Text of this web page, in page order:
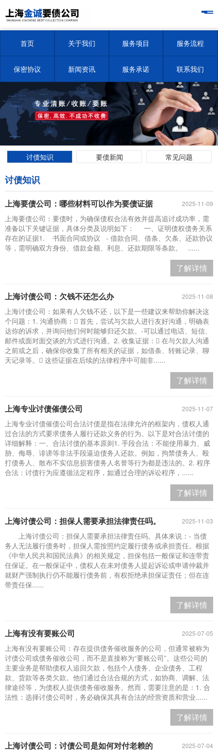
首页 关于我们 服务项目 服务流程
保密协议 新闻资讯 服务承诺 联系我们
讨债知识 要债新闻 常见问题
讨债知识
2025-11-09
上海要债公司：哪些材料可以作为要债证据
上海要债公司：要债时，为确保债权合法有效并提高追讨成功率，需
准备以下关键证据，具体分类及说明如下： 一、证明债权债务关系
存在的证据1. 书面合同或协议 - 借款合同、借条、欠条、还款协议
等，需明确双方身份、借款金额、利息、还款期限等条款。 ......
了解详情
2025-11-08
上海讨债公司：欠钱不还怎么办
上海讨债公司：如果有人欠钱不还，以下是一些建议来帮助你解决这
个问题：1. 沟通协商： 首先，尝试与欠款人进行友好沟通，明确表
达你的诉求，并询问他们何时能够归还欠款。-可以通过电话、短信、
邮件或面对面交谈的方式进行沟通。2. 收集证据： 在与欠款人沟通
之前或之后，确保你收集了所有相关的证据，如借条、转账记录、聊
天记录等。 这些证据在后续的法律程序中可能非......
了解详情
2025-11-07
上海专业讨债催债公司
上海专业讨债催债公司合法讨债是指在法律允许的框架内，债权人通
过合法的方式要求债务人履行还款义务的行为。以下是对合法讨债的
详细解释：一、合法讨债的基本原则1. 手段合法：不能使用暴力、威
胁、侮辱、诽谤等非法手段逼迫债务人还款。例如，拘禁债务人、殴
打债务人、散布不实信息损害债务人名誉等行为都是违法的。2. 程序
合法：讨债行为应遵循法定程序，如通过合理的诉讼程序，......
了解详情
2025-11-03
上海讨债公司：担保人需要承担法律责任吗。
上海讨债公司：担保人需要承担法律责任吗。具体来说：- 当债
务人无法履行债务时，担保人需按照约定履行债务或承担责任。根据
《中华人民共和国民法典》的相关规定，担保包括一般保证和连带责
任保证。在一般保证中，债权人在未对债务人提起诉讼或申请仲裁并
就财产强制执行仍不能履行债务前，有权拒绝承担保证责任；但在连
带责任保......
了解详情
2025-07-05
上海有没有要账公司
上海有没有要账公司：存在提供债务催收服务的公司，但通常被称为
讨债公司或债务催收公司，而不是直接称为“要账公司”。这些公司的
主要业务是帮助债权人追回欠款，包括个人债务、企业债务、工程
款、货款等各类欠款。他们通过合法合规的方式，如协商、调解、法
律途径等，为债权人提供债务催收服务。然而，需要注意的是：1. 合
法性：选择讨债公司时，务必确保其具有合法的经营资质和营业......
了解详情
2025-07-04
上海讨债公司：讨债公司是如何对付老赖的